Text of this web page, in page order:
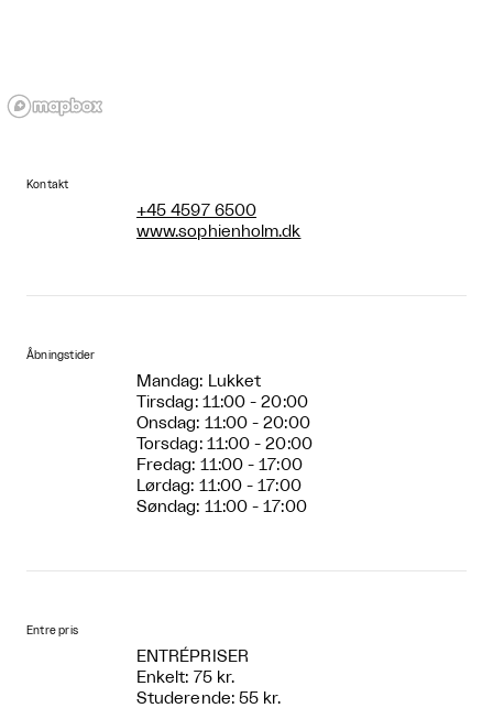
Kontakt
+45 4597 6500
www.sophienholm.dk
Åbningstider
Mandag: Lukket
Tirsdag: 11:00 - 20:00
Onsdag: 11:00 - 20:00
Torsdag: 11:00 - 20:00
Fredag: 11:00 - 17:00
Lørdag: 11:00 - 17:00
Søndag: 11:00 - 17:00
Entre pris
ENTRÉPRISER
Enkelt: 75 kr.
Studerende: 55 kr.